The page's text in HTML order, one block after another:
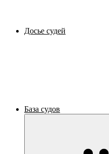
Досье судей
База судов